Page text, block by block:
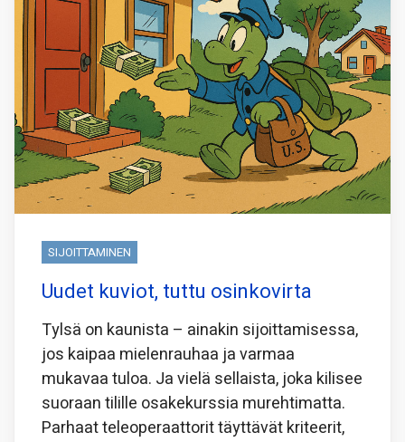
SIJOITTAMINEN
Uudet kuviot, tuttu osinkovirta
Tylsä on kaunista – ainakin sijoittamisessa,
jos kaipaa mielenrauhaa ja varmaa
mukavaa tuloa. Ja vielä sellaista, joka kilisee
suoraan tilille osakekurssia murehtimatta.
Parhaat teleoperaattorit täyttävät kriteerit,